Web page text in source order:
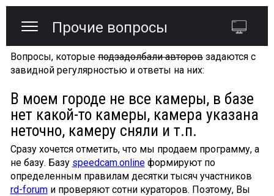
Прочие вопросы
Вопросы, которыеподзадолбали авторовзадаются с
завидной регулярностью и ответы на них:
В моем городе не все камеры, в базе
нет какой-то камеры, камера указана
неточно, камеру сняли и т.п.
Сразу хочется отметить, что мы продаем программу, а
не базу. Базу speedcam.onlineформируют по
определенным правилам десятки тысяч участников
rd-forumи проверяют сотни кураторов. Поэтому, Вы